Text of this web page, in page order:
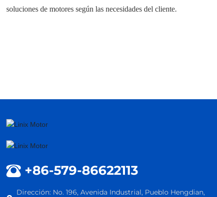
soluciones de motores según las necesidades del cliente.
+86-579-86622113
Dirección: No. 196, Avenida Industrial, Pueblo Hengdian,